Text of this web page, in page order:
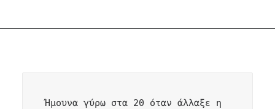
Ήμουνα γύρω στα 20 όταν άλλαξε η